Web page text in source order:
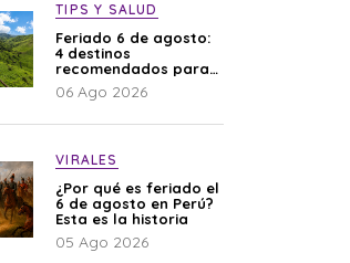
TIPS Y SALUD
Feriado 6 de agosto:
4 destinos
recomendados para
disfrutar el descanso
06 Ago 2026
VIRALES
¿Por qué es feriado el
6 de agosto en Perú?
Esta es la historia
05 Ago 2026